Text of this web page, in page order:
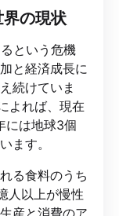
界の現状
という危機
と経済成長に
続けていま
よれば、現在
には地球3個
ます。
る食料のうち
人以上が慢性
産と消費のア